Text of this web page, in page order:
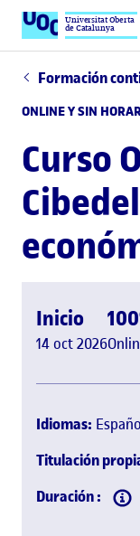
Universitat Oberta
de Catalunya
Formación
ONLINE Y SIN
Curso
Inicio
14 oct 2026
Idiomas:
Titulación
Duración :